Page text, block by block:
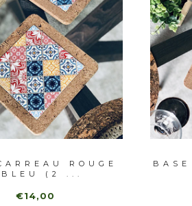
ROUGE
(2 ...
€14,00